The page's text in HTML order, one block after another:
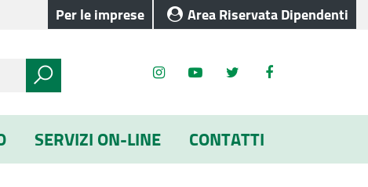
Per le imprese Area Riservata Dipendenti
SERVIZI ON-LINE CONTATTI